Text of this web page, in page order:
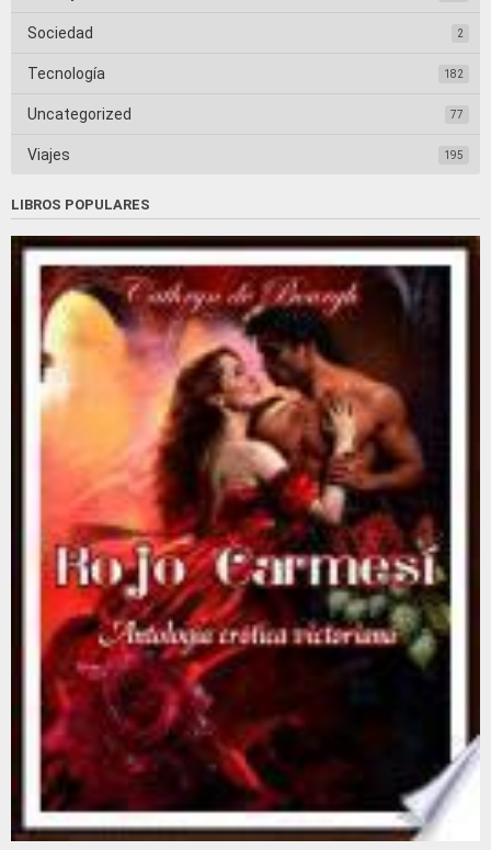
Sociedad 2
Tecnología 182
Uncategorized 77
Viajes 195
LIBROS POPULARES